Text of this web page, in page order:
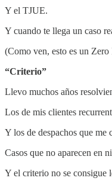
Y el TJUE.
Y cuando te llega un caso
(Como ven, esto es un
“Criterio”
Llevo muchos años
Los de mis clientes
Y los de despachos que me
Casos que no aparecen en
Y el criterio no se consigue